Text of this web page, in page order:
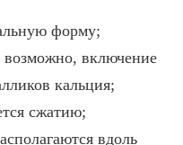
форму;
возможно, включение
кальция;
сжатию;
вдоль